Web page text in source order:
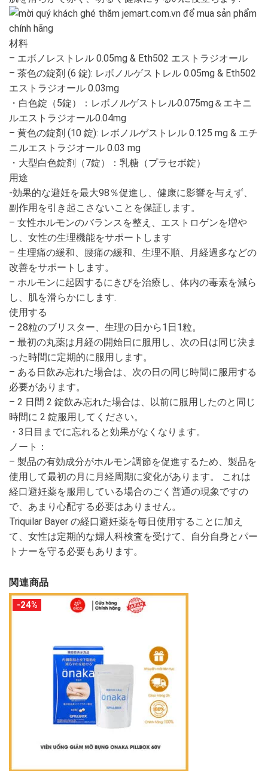
材料
– エボノレストレル 0.05mg & Eth502 エストラジオール
– 茶色の錠剤 (6 錠): レボノルゲストレル 0.05mg & Eth502
エストラジオール 0.03mg
・白色錠（5錠）：レボノルゲストレル0.075mg＆エキニ
ルエストラジオール0.04mg
– 黄色の錠剤 (10 錠): レボノルゲストレル 0.125 mg & エチ
ニルエストラジオール 0.03 mg
・大型白色錠剤（7錠）：乳糖（プラセボ錠）
用途
-効果的な避妊を最大98％促進し、健康に影響を与えず、
副作用を引き起こさないことを保証します。
– 女性ホルモンのバランスを整え、エストロゲンを増や
し、女性の生理機能をサポートします
– 生理痛の緩和、腰痛の緩和、生理不順、月経過多などの
改善をサポートします。
– ホルモンに起因するにきびを治療し、体内の毒素を減ら
し、肌を滑らかにします.
使用する
– 28粒のブリスター、生理の日から1日1粒。
– 最初の丸薬は月経の開始日に服用し、次の日は同じ決ま
った時間に定期的に服用します。
– ある日飲み忘れた場合は、次の日の同じ時間に服用する
必要があります。
– 2 日間 2 錠飲み忘れた場合は、以前に服用したのと同じ
時間に 2 錠服用してください。
・3日目までに忘れると効果がなくなります。
ノート：
– 製品の有効成分がホルモン調節を促進するため、製品を
使用して最初の月に月経周期に変化があります。 これは
経口避妊薬を服用している場合のごく普通の現象ですの
で、あまり心配する必要はありません。
Triquilar Bayer の経口避妊薬を毎日使用することに加え
て、女性は定期的な婦人科検査を受けて、自分自身とパー
トナーを守る必要もあります。
関連商品
-24%